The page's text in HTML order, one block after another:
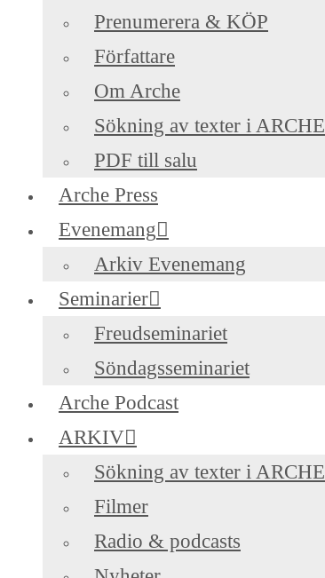
Prenumerera & KÖP
Författare
Om Arche
Sökning av texter i ARCHE
PDF till salu
Arche Press
Evenemang
Arkiv Evenemang
Seminarier
Freudseminariet
Söndagsseminariet
Arche Podcast
ARKIV
Sökning av texter i ARCHE
Filmer
Radio & podcasts